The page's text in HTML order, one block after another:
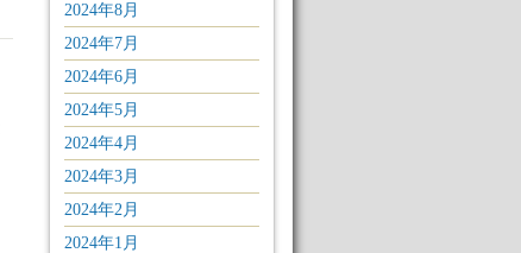
2024年8月
2024年7月
2024年6月
2024年5月
2024年4月
2024年3月
2024年2月
2024年1月